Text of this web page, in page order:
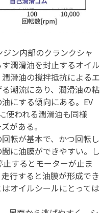
ン内部のクランクシャ
潤滑油を封止するオイル
滑油の撹拌抵抗によるエ
潮流にあり、潤滑油の粘
にする傾向にある。EV
使われる潤滑油も同様
がある。
転が基本で、かつ回転し
に油膜ができやすい。し
するとモーターが止ま
行すると油膜が形成でき
オイルシールにとっては